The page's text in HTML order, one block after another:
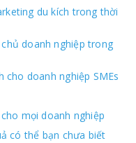
du kích trong thời
doanh nghiệp trong
doanh nghiệp SMEs
mọi doanh nghiệp
có thể bạn chưa biết